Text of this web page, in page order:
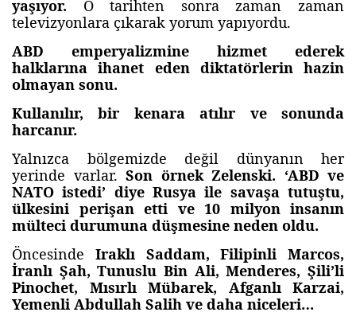
yaşıyor. O tarihten sonra zaman zaman
televizyonlara çıkarak yorum yapıyordu.
ABD emperyalizmine hizmet ederek
halklarına ihanet eden diktatörlerin hazin
olmayan sonu.
Kullanılır, bir kenara atılır ve sonunda
harcanır.
Yalnızca bölgemizde değil dünyanın her
yerinde varlar. Son örnek Zelenski. ‘ABD ve
NATO istedi’ diye Rusya ile savaşa tutuştu,
ülkesini perişan etti ve 10 milyon insanın
mülteci durumuna düşmesine neden oldu.
Öncesinde Iraklı Saddam, Filipinli Marcos,
İranlı Şah, Tunuslu Bin Ali, Menderes, Şili’li
Pinochet, Mısırlı Mübarek, Afganlı Karzai,
Yemenli Abdullah Salih ve daha niceleri…